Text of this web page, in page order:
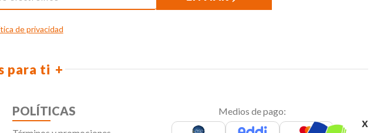
x
de privacidad
para ti
POLÍTICAS Medios de pago: